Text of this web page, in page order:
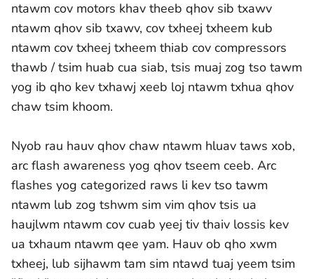
ntawm cov motors khav theeb qhov sib txawv
ntawm qhov sib txawv, cov txheej txheem kub
ntawm cov txheej txheem thiab cov compressors
thawb / tsim huab cua siab, tsis muaj zog tso tawm
yog ib qho kev txhawj xeeb loj ntawm txhua qhov
chaw tsim khoom.
Nyob rau hauv qhov chaw ntawm hluav taws xob,
arc flash awareness yog qhov tseem ceeb. Arc
flashes yog categorized raws li kev tso tawm
ntawm lub zog tshwm sim vim qhov tsis ua
haujlwm ntawm cov cuab yeej tiv thaiv lossis kev
ua txhaum ntawm qee yam. Hauv ob qho xwm
txheej, lub sijhawm tam sim ntawd tuaj yeem tsim